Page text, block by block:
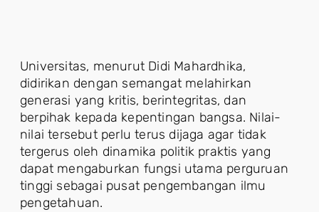
Universitas, menurut Didi Mahardhika,
didirikan dengan semangat melahirkan
generasi yang kritis, berintegritas, dan
berpihak kepada kepentingan bangsa. Nilai-
nilai tersebut perlu terus dijaga agar tidak
tergerus oleh dinamika politik praktis yang
dapat mengaburkan fungsi utama perguruan
tinggi sebagai pusat pengembangan ilmu
pengetahuan.